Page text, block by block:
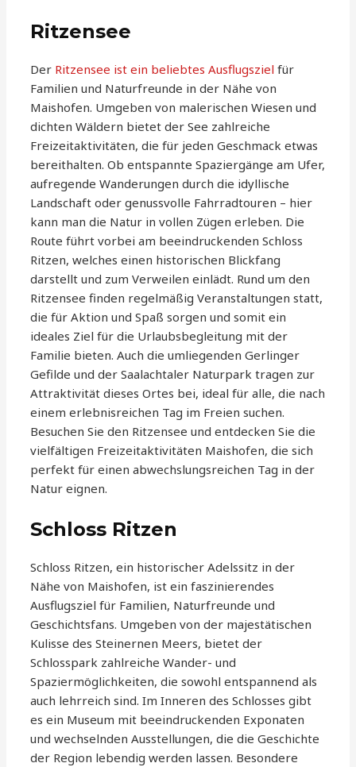
Ritzensee
Der Ritzensee ist ein beliebtes Ausflugsziel für
Familien und Naturfreunde in der Nähe von
Maishofen. Umgeben von malerischen Wiesen und
dichten Wäldern bietet der See zahlreiche
Freizeitaktivitäten, die für jeden Geschmack etwas
bereithalten. Ob entspannte Spaziergänge am Ufer,
aufregende Wanderungen durch die idyllische
Landschaft oder genussvolle Fahrradtouren – hier
kann man die Natur in vollen Zügen erleben. Die
Route führt vorbei am beeindruckenden Schloss
Ritzen, welches einen historischen Blickfang
darstellt und zum Verweilen einlädt. Rund um den
Ritzensee finden regelmäßig Veranstaltungen statt,
die für Aktion und Spaß sorgen und somit ein
ideales Ziel für die Urlaubsbegleitung mit der
Familie bieten. Auch die umliegenden Gerlinger
Gefilde und der Saalachtaler Naturpark tragen zur
Attraktivität dieses Ortes bei, ideal für alle, die nach
einem erlebnisreichen Tag im Freien suchen.
Besuchen Sie den Ritzensee und entdecken Sie die
vielfältigen Freizeitaktivitäten Maishofen, die sich
perfekt für einen abwechslungsreichen Tag in der
Natur eignen.
Schloss Ritzen
Schloss Ritzen, ein historischer Adelssitz in der
Nähe von Maishofen, ist ein faszinierendes
Ausflugsziel für Familien, Naturfreunde und
Geschichtsfans. Umgeben von der majestätischen
Kulisse des Steinernen Meers, bietet der
Schlosspark zahlreiche Wander- und
Spaziermöglichkeiten, die sowohl entspannend als
auch lehrreich sind. Im Inneren des Schlosses gibt
es ein Museum mit beeindruckenden Exponaten
und wechselnden Ausstellungen, die die Geschichte
der Region lebendig werden lassen. Besondere